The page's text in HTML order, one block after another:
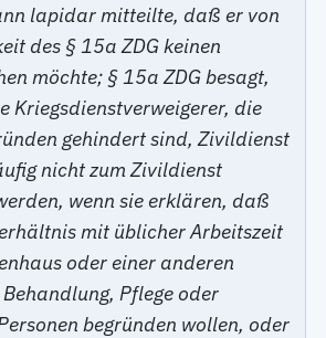
lapidar mitteilte, daß er von
des § 15a ZDG keinen
möchte; § 15a ZDG besagt,
Kriegsdienstverweigerer, die
gehindert sind, Zivildienst
nicht zum Zivildienst
wenn sie erklären, daß
mit üblicher Arbeitszeit
oder einer anderen
Pflege oder
begründen wollen, oder